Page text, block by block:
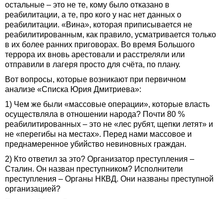
остальные – это не те, кому было отказано в
реабилитации, а те, про кого у нас нет данных о
реабилитации. «Вина», которая приписывается не
реабилитированным, как правило, усматривается только
в их более ранних приговорах. Во время Большого
террора их вновь арестовали и расстреляли или
отправили в лагеря просто для счёта, по плану.
Вот вопросы, которые возникают при первичном
анализе «Списка Юрия Дмитриева»:
1) Чем же были «массовые операции», которые власть
осуществляла в отношении народа? Почти 80 %
реабилитированных – это не «лес рубят, щепки летят» и
не «перегибы на местах». Перед нами массовое и
преднамеренное убийство невиновных граждан.
2) Кто ответил за это? Организатор преступления –
Сталин. Он назван преступником? Исполнители
преступления – Органы НКВД. Они названы преступной
организацией?